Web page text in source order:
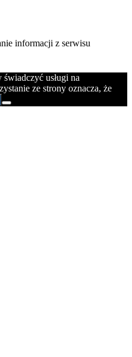
informacji z serwisu
świadczyć usługi na
ze strony oznacza, że